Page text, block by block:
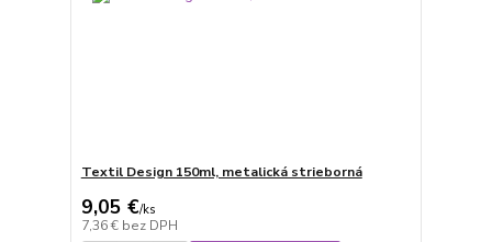
Textil Design 150ml, metalická strieborná
9,05 €/ks
7,36 € bez DPH